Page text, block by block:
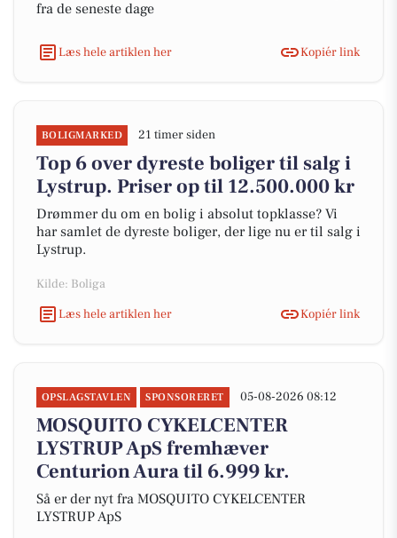
fra de seneste dage
Læs hele artiklen her Kopiér link
BOLIGMARKED 21 timer siden
Top 6 over dyreste boliger til salg i
Lystrup. Priser op til 12.500.000 kr
Drømmer du om en bolig i absolut topklasse? Vi
har samlet de dyreste boliger, der lige nu er til salg i
Lystrup.
Kilde: Boliga
Læs hele artiklen her
Kopiér link
OPSLAGSTAVLEN SPONSORERET 05-08-2026 08:12
MOSQUITO CYKELCENTER
LYSTRUP ApS fremhæver
Centurion Aura til 6.999 kr.
Så er der nyt fra MOSQUITO CYKELCENTER
LYSTRUP ApS